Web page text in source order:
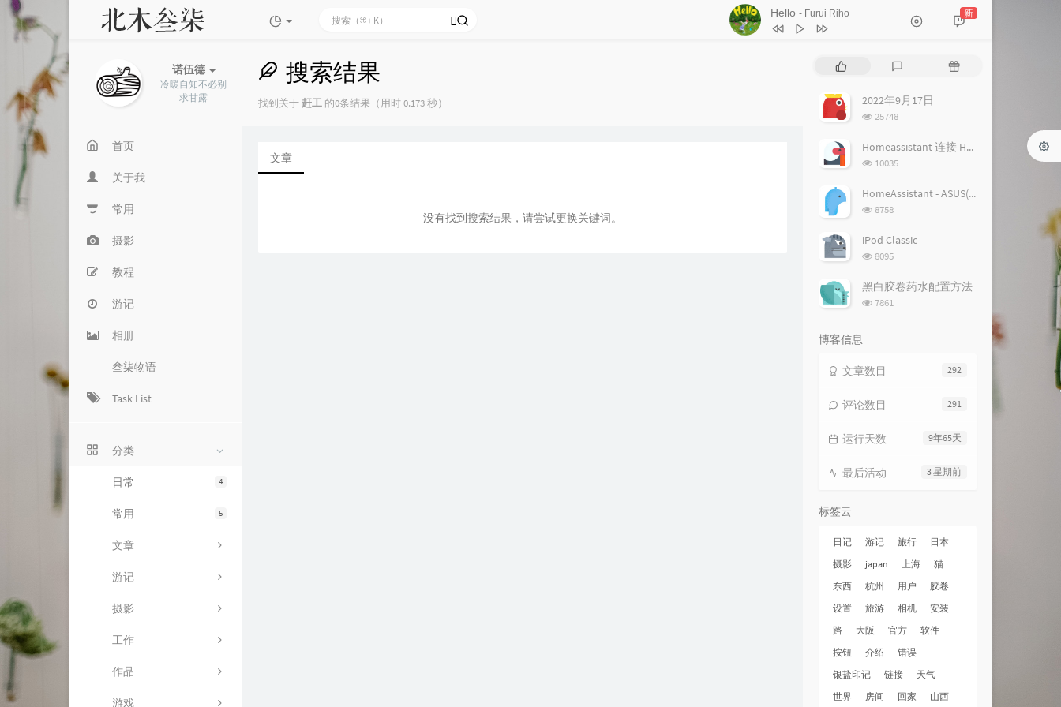
Hello - Furui Riho 新
诺伍德
冷暖自知不必别
求甘露
首页
关于我
常用
摄影
教程
游记
相册
叁柒物语
Task List
分类
4
日常
5
常用
文章
游记
摄影
工作
作品
游戏
搜索结果
找到关于 赶工 的0条结果（用时 0.173 秒）
文章
没有找到搜索结果，请尝试更换关键词。
章
评
随
2022年9月17日
浏
次
25748
Homeassistant 连接 Homekit 方法
浏
次
10035
HomeAssistant - ASUS(梅林) 路由追踪设置
浏
次
8758
iPod Classic
浏
次
数:
8095
黑白胶卷药水配置方法
浏
7861
博客信息
292
文章数目
291
评论数目
9年65天
运行天数
3 星期前
最后活动
标签云
日记 游记 旅行
日本
摄影
japan 上海
猫
东西
杭州 用户
胶卷
设置
旅游 相机
安装
路
大阪 官方
软件
按钮
介绍
错误
银盐印记
链接
天气
世界
房间 回家 山西